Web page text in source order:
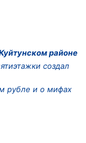
районе
создал
рубле и о мифах